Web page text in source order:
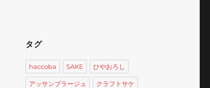
タグ
haccoba SAKE ひやおろし
アッサンブラージュ クラフトサケ